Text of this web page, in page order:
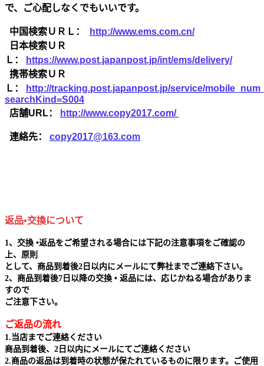
で、ご心配しなくでもいいです。
中国検索ＵＲＬ：
http://www.ems.com.cn/
日本検索ＵＲ
Ｌ：
https://www.post.japanpost.jp/int/ems/delivery/
携帯検索ＵＲ
Ｌ：
http://tracking.post.japanpost.jp/service/
searchKind=S004
店舗URL：
http://www.copy2017.com/
連絡先： copy2017@163.com
返品•交換について
1、交換 •返品をご希望される場合には下記の注意事項をご確認の
上、原則
として、商品到着後2日以内にメールにて弊社までご連絡下さい。
2、商品到着後7日以降の交換 • 返品には、応じかねる場合がありま
すので
ご注意下さい。
ご返品の流れ
1.当店までご連絡ください
商品到着後、2日以内にメールにてご連絡ください
2.商品の返品は到着時の状態が保たれているものに限ります。ご使用